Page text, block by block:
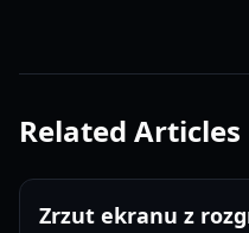
Related Articles
Zrzut ekranu z